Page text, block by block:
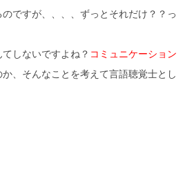
ですが、、、、ずっとそれだけ？？っ
しないですよね？ コミュニケーション
、そんなことを考えて言語聴覚士とし